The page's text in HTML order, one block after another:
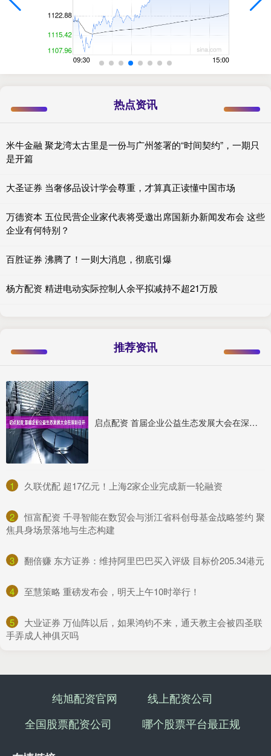
热点资讯
米牛金融 聚龙湾太古里是一份与广州签署的“时间契约”，一期只
是开篇
大圣证券 当奢侈品设计学会尊重，才算真正读懂中国市场
万德资本 五位民营企业家代表将受邀出席国新办新闻发布会 这些
企业有何特别？
百胜证券 沸腾了！一则大消息，彻底引爆
杨方配资 精进电动实际控制人余平拟减持不超21万股
推荐资讯
启点配资 首届企业公益生态发展大会在深圳召开
1 ​久联优配 超17亿元！上海2家企业完成新一轮融资
2
​恒富配资 千寻智能在数贸会与浙江省科创母基金战略签约 聚
焦具身场景落地与生态构建
3 ​翻倍赚 东方证券：维持阿里巴巴买入评级 目标价205.34港元
4 ​至慧策略 重磅发布会，明天上午10时举行！
5
​大业证券 万仙阵以后，如果鸿钧不来，通天教主会被四圣联
手弄成人神俱灭吗
纯旭配资官网
线上配资公司
全国股票配资公司
哪个股票平台最正规